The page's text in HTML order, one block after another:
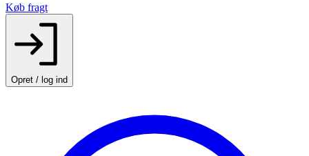
Køb fragt
Opret / log ind